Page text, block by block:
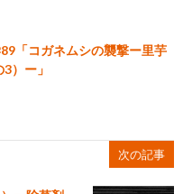
89「コガネムシの襲撃ー里芋
）ー」
次の記事